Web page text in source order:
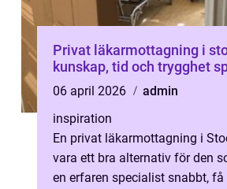
Privat läkarmottagning i
kunskap, tid och trygghet
06 april 2026
admin
inspiration
En privat läkarmottagning i
vara ett bra alternativ för den
en erfaren specialist snabbt, få